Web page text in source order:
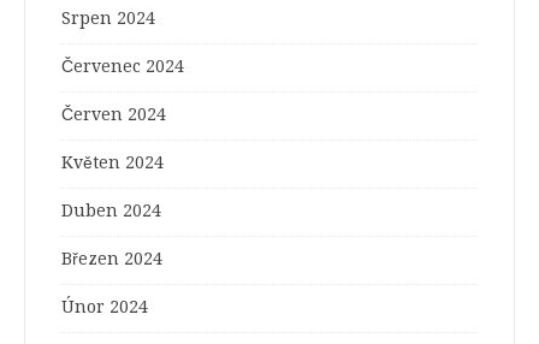
Srpen 2024
Červenec 2024
Červen 2024
Květen 2024
Duben 2024
Březen 2024
Únor 2024